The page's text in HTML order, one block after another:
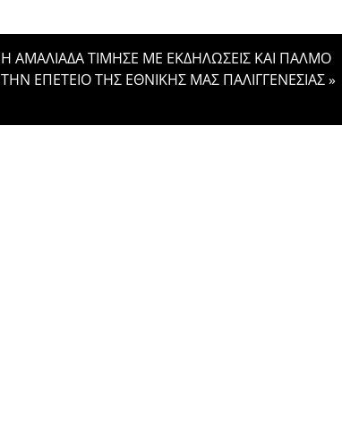
Η ΑΜΑΛΙΑΔΑ ΤΙΜΗΣΕ ΜΕ ΕΚΔΗΛΩΣΕΙΣ ΚΑΙ ΠΑΛΜΟ
ΤΗΝ ΕΠΕΤΕΙΟ ΤΗΣ ΕΘΝΙΚΗΣ ΜΑΣ ΠΑΛΙΓΓΕΝΕΣΙΑΣ»